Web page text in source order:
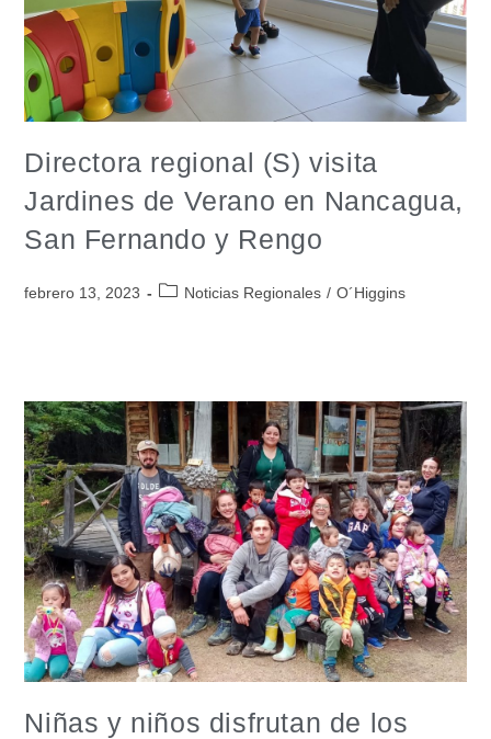
Directora regional (S) visita
Jardines de Verano en Nancagua,
San Fernando y Rengo
febrero 13, 2023 Noticias Regionales / O´Higgins
Niñas y niños disfrutan de los